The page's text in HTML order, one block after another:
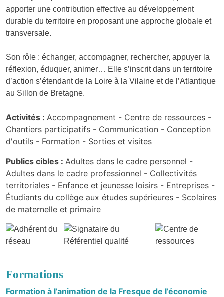
apporter une contribution effective au développement
durable du territoire en proposant une approche globale et
transversale.
Son rôle : échanger, accompagner, rechercher, appuyer la
réflexion, éduquer, animer… Elle s’inscrit dans un territoire
d’action s’étendant de la Loire à la Vilaine et de l’Atlantique
au Sillon de Bretagne.
Activités : Accompagnement - Centre de ressources -
Chantiers participatifs - Communication - Conception
d'outils - Formation - Sorties et visites
Publics cibles : Adultes dans le cadre personnel -
Adultes dans le cadre professionnel - Collectivités
territoriales - Enfance et jeunesse loisirs - Entreprises -
Étudiants du collège aux études supérieures - Scolaires
de maternelle et primaire
Formations
Formation à l’animation de la Fresque de l’économie